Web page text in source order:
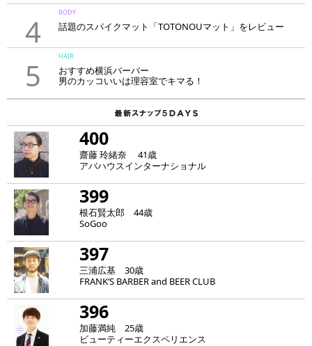
4
BODY
話題のスパイクマット「TOTONOUマット」をレビュー
5
HAIR
おすすめ横浜バーバー
男のカッコいいは理容室でキマる！
400
齋藤 玲緒奈 41歳
アバハウスインターナショナル
399
根石賢太郎 44歳
SoGoo
397
三浦広基 30歳
FRANK‘S BARBER and BEER CLUB
396
加藤満純 25歳
ビューティーエクスペリエンス